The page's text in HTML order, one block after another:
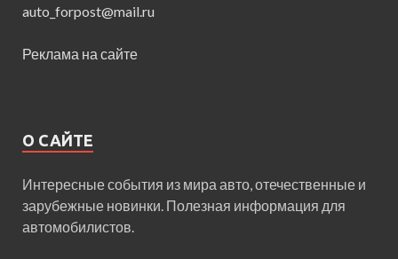
auto_forpost@mail.ru
Реклама на сайте
О САЙТЕ
Интересные события из мира авто, отечественные и
зарубежные новинки. Полезная информация для
автомобилистов.